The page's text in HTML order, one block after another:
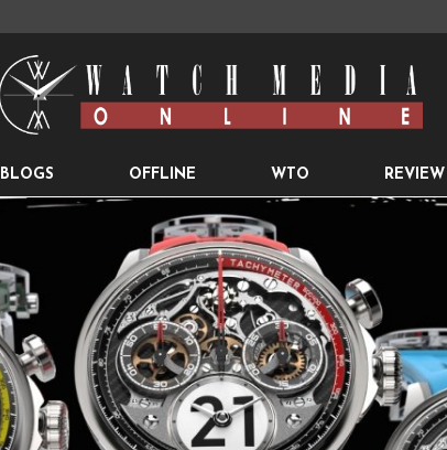
BLOGS OFFLINE WTO REVIEW